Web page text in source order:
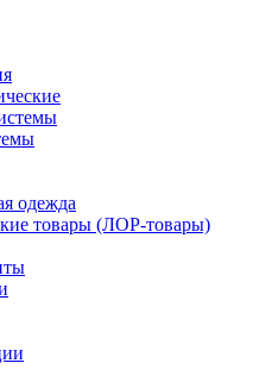
одежда
товары (ЛОР-товары)